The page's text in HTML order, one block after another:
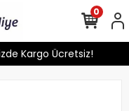
Kargo Ücretsiz!
0